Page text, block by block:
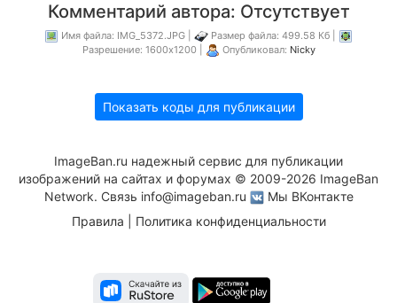
Комментарий автора: Отсутствует
Имя файла: IMG_5372.JPG |
Размер файла: 499.58 Кб |
Разрешение: 1600x1200 |
Опубликовал: Nicky
Показать коды для публикации
ImageBan.ru надежный сервис для публикации
изображений на сайтах и форумах © 2009-2026 ImageBan
Network. Связь info@imageban.ru
Мы ВКонтакте
Правила
Политика конфиденциальности